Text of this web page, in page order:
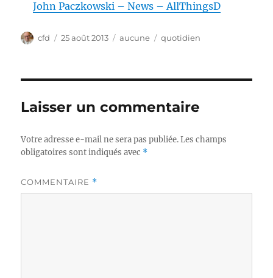
John Paczkowski – News – AllThingsD
Auteur
cfd
Publié
25 août 2013 Catégories
aucune Étiquettes
quotidien
Laisser un commentaire
Votre adresse e-mail ne sera pas publiée. Les champs
obligatoires sont indiqués avec *
COMMENTAIRE *